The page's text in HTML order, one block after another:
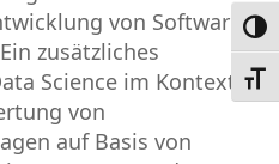
von Software
zusätzliches
Science im Kontext
von
auf Basis von